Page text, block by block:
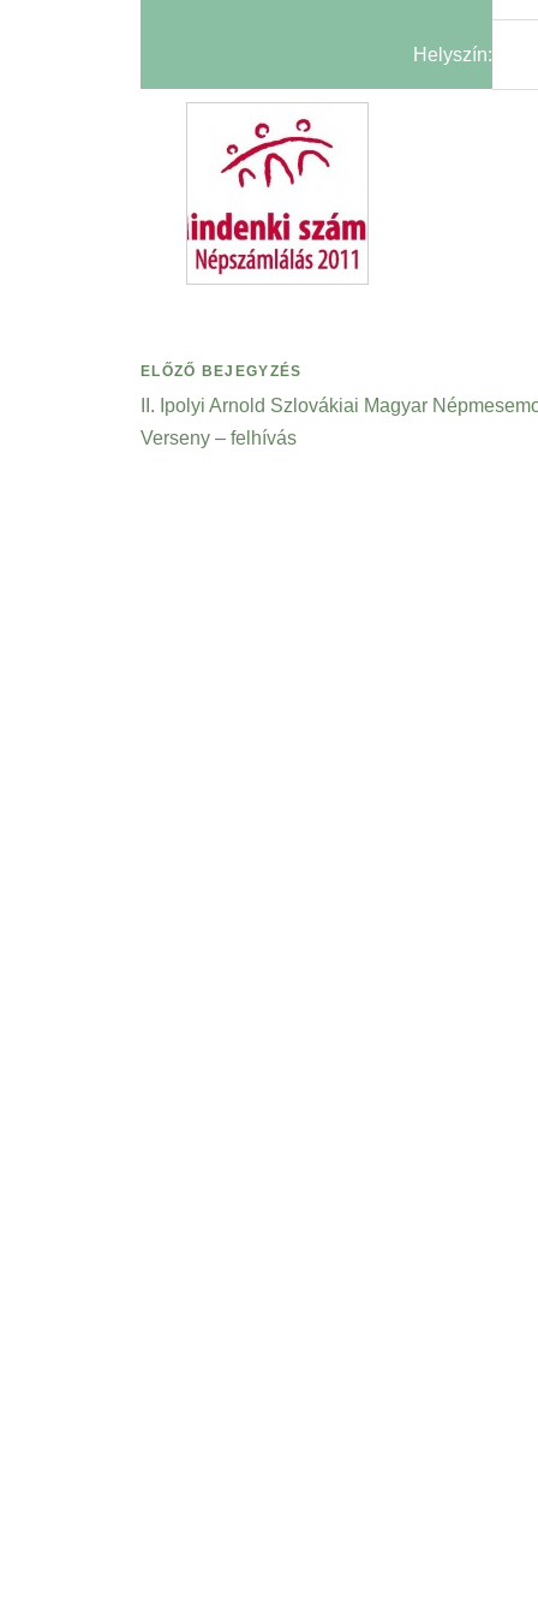
Helyszín:
ELŐZŐ BEJEGYZÉS
II. Ipolyi Arnold Szlovákiai Magyar
Verseny – felhívás